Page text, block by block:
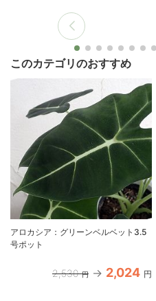
このカテゴリのおすすめ
アロカシア：グリーンベルベット3.5
号ポット
2,530 円 2,024 円